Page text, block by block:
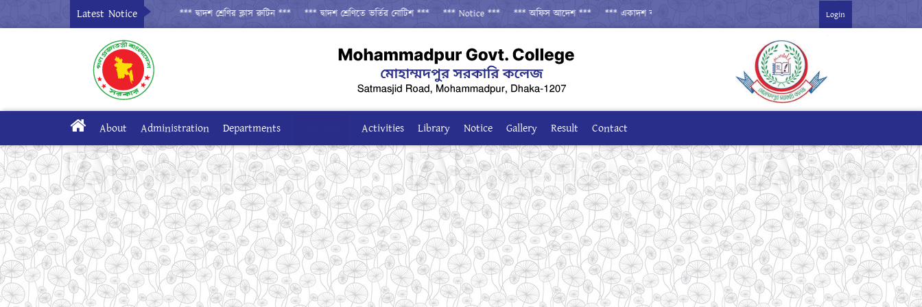
Latest Notice *** দ্বাদশ শ্রেণির ক্লাস রুটিন *** *** দ্বাদশ শ্রেণিতে ভর্তির নোটিশ *** *** Notice *** *** অফিস আদেশ *** *** একাদশ বার্ষিক পরীক্ষা-২০২৬ *** Login
About Administration Departments Activities Library Notice Gallery Result Contact